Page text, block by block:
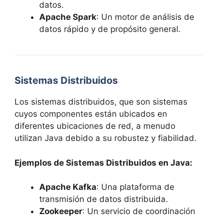
datos.
Apache Spark: Un motor de análisis de
datos rápido y de propósito general.
Sistemas Distribuidos
Los sistemas distribuidos, que son sistemas
cuyos componentes están ubicados en
diferentes ubicaciones de red, a menudo
utilizan Java debido a su robustez y fiabilidad.
Ejemplos de Sistemas Distribuidos en Java:
Apache Kafka: Una plataforma de
transmisión de datos distribuida.
Zookeeper: Un servicio de coordinación